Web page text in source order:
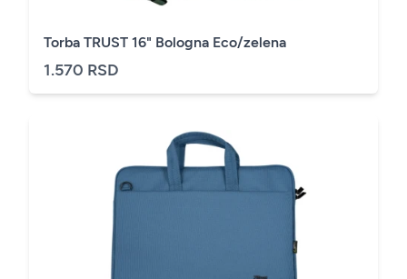
Torba TRUST 16" Bologna Eco/zelena
1.570 RSD